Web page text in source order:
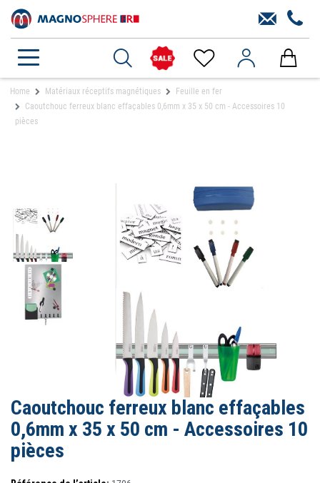
Home Matériaux réceptifs magnétiques
Feuille en fer
Caoutchouc ferreux blanc effaçables 0,6mm x 35 x 50 cm - Accessoires 10
pièces
Caoutchouc ferreux blanc effaçables
0,6mm x 35 x 50 cm - Accessoires 10
pièces